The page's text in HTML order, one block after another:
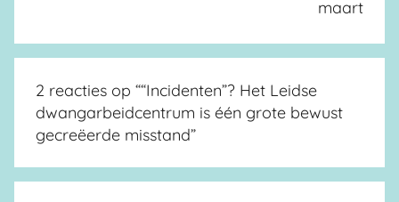
maart
2 reacties op ““Incidenten”? Het Leidse
dwangarbeidcentrum is één grote bewust
gecreëerde misstand”